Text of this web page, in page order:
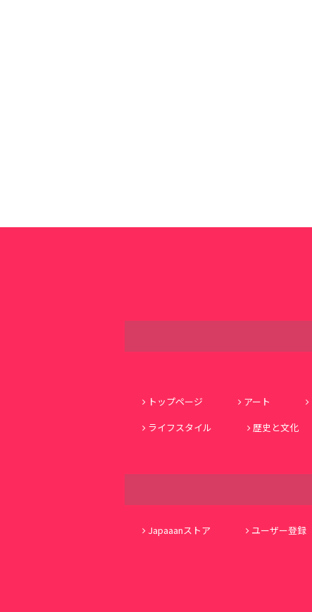
トップページ
アート
ライフスタイル
歴史と文化
Japaaanストア ユーザー登録